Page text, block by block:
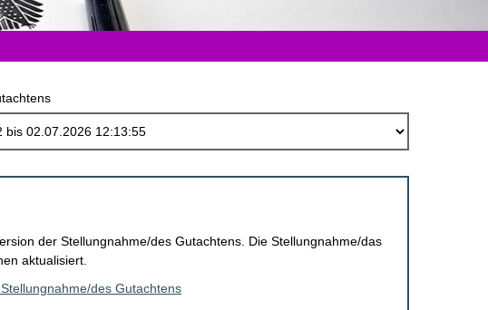
der Stellungnahme/des Gutachtens. Die Stellungnahme/das
aktualisiert.
des Gutachtens